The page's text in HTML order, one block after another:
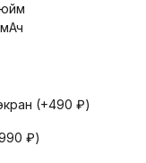
(+490 ₽)
₽)